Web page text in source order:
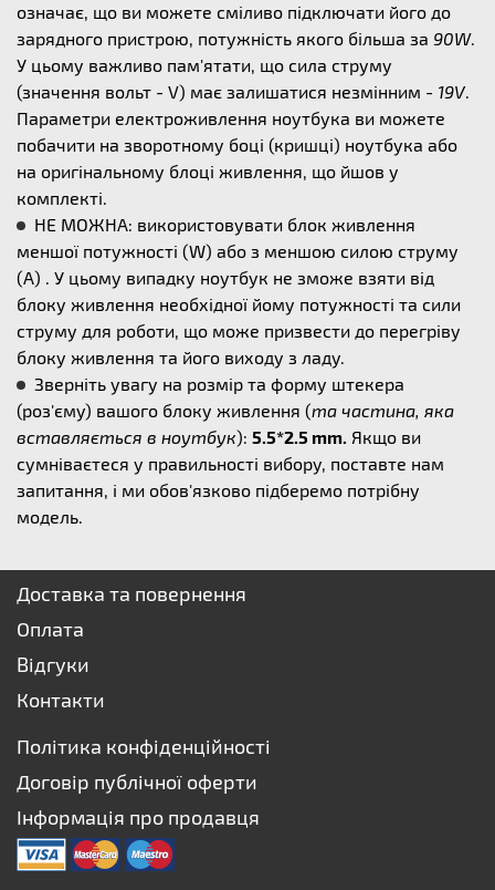
означає, що ви можете сміливо підключати його до
зарядного пристрою, потужність якого більша за 90W.
У цьому важливо пам'ятати, що сила струму
(значення вольт - V) має залишатися незмінним - 19V.
Параметри електроживлення ноутбука ви можете
побачити на зворотному боці (кришці) ноутбука або
на оригінальному блоці живлення, що йшов у
комплекті.
НЕ МОЖНА: використовувати блок живлення
меншої потужності (W) або з меншою силою струму
(А) . У цьому випадку ноутбук не зможе взяти від
блоку живлення необхідної йому потужності та сили
струму для роботи, що може призвести до перегріву
блоку живлення та його виходу з ладу.
Зверніть увагу на розмір та форму штекера
(роз'єму) вашого блоку живлення (та частина, яка
вставляється в ноутбук): 5.5*2.5 mm. Якщо ви
сумніваєтеся у правильності вибору, поставте нам
запитання, і ми обов'язково підберемо потрібну
модель.
Доставка та повернення
Оплата
Відгуки
Контакти
Політика конфіденційності
Договір публічної оферти
Інформація про продавця